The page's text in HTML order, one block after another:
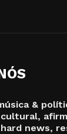
&
news,